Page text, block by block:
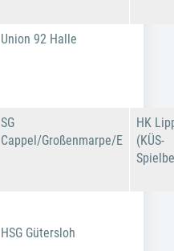
Union 92 Halle
SG
Cappel/Großenmarpe/E
HK
(KÜS-
HSG Gütersloh